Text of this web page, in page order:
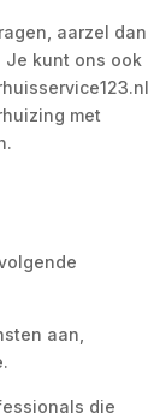
aarzel dan
Je kunt ons ook
met
aan,
die